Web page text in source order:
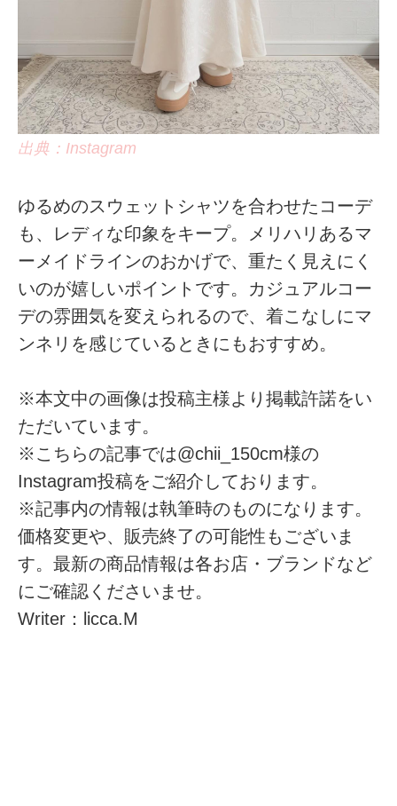
出典：Instagram
ゆるめのスウェットシャツを合わせたコーデ
も、レディな印象をキープ。メリハリあるマ
ーメイドラインのおかげで、重たく見えにく
いのが嬉しいポイントです。カジュアルコー
デの雰囲気を変えられるので、着こなしにマ
ンネリを感じているときにもおすすめ。
※本文中の画像は投稿主様より掲載許諾をい
ただいています。
※こちらの記事では@chii_150cm様の
Instagram投稿をご紹介しております。
※記事内の情報は執筆時のものになります。
価格変更や、販売終了の可能性もございま
す。最新の商品情報は各お店・ブランドなど
にご確認くださいませ。
Writer：licca.M